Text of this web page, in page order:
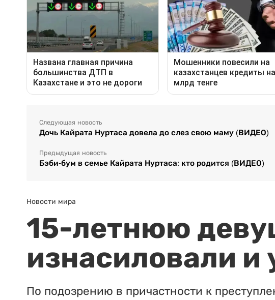
Следующая новость
Дочь Кайрата Нуртаса довела до слез свою маму (ВИДЕО)
Предыдущая новость
Бэби-бум в семье Кайрата Нуртаса: кто родится (ВИДЕО)
Новости мира
15-летнюю
изнасиловали и
По подозрению в причастности к